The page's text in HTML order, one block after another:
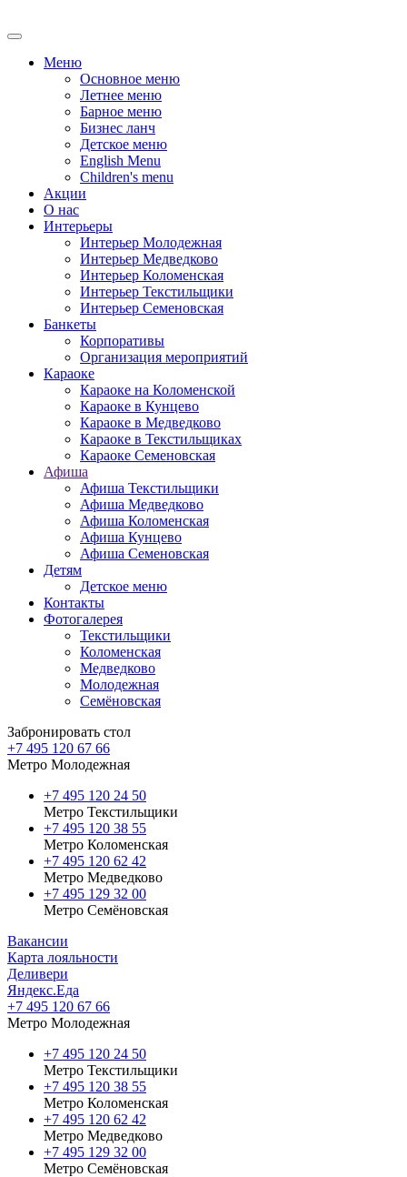
Меню
Основное меню
Летнее меню
Барное меню
Бизнес ланч
Детское меню
English Menu
Children's menu
Акции
О нас
Интерьеры
Интерьер Молодежная
Интерьер Медведково
Интерьер Коломенская
Интерьер Текстильщики
Интерьер Семеновская
Банкеты
Корпоративы
Oрганизация мероприятий
Караоке
Караоке на Коломенской
Караоке в Кунцево
Караоке в Медведково
Караоке в Текстильщиках
Караоке Семеновская
Афиша
Афиша Текстильщики
Афиша Медведково
Афиша Коломенская
Афиша Кунцево
Афиша Семеновская
Детям
Детское меню
Контакты
Фотогалерея
Текстильщики
Коломенская
Медведково
Молодежная
Семёновская
Забронировать стол
+7 495 120 67 66
Метро Молодежная
+7 495 120 24 50
Метро Текстильщики
+7 495 120 38 55
Метро Коломенская
‎+7 495 120 62 42
Метро Медведково
+7 495 129 32 00
Метро Семёновская
Вакансии
Карта лояльности
Деливери
Яндекс.Еда
+7 495 120 67 66
Метро Молодежная
+7 495 120 24 50
Метро Текстильщики
+7 495 120 38 55
Метро Коломенская
‎+7 495 120 62 42
Метро Медведково
+7 495 129 32 00
Метро Семёновская